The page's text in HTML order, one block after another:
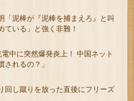
「泥棒が『泥棒を捕まえろ』と叫
ている」と強く非難！
中に突然爆発炎上！ 中国ネット
されるの？」
回し蹴りを放った直後にフリーズ